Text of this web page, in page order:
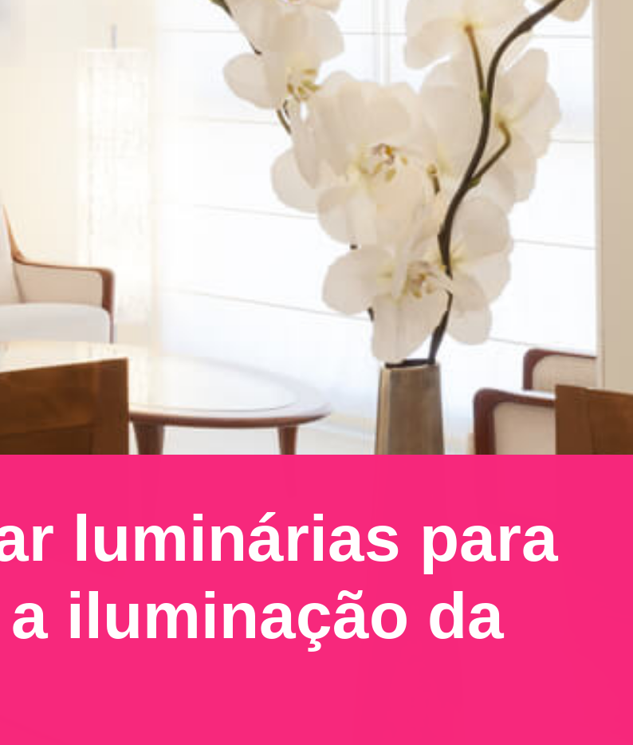
luminárias para
iluminação da